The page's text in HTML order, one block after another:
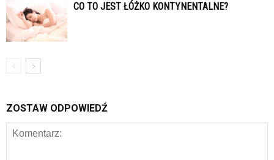
CO TO JEST ŁÓŻKO KONTYNENTALNE?
ZOSTAW ODPOWIEDŹ